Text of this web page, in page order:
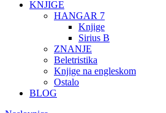
KNJIGE
HANGAR 7
Knjige
Sirius B
ZNANJE
Beletristika
Knjige na engleskom
Ostalo
BLOG